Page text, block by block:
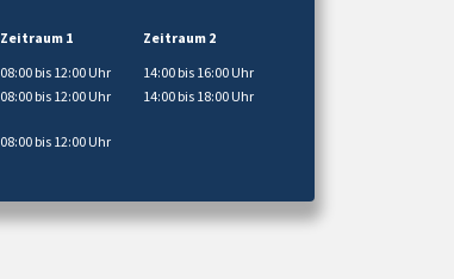
Zeitraum 1
Zeitraum 2
08:00 bis 12:00 Uhr
14:00 bis 16:00 Uhr
08:00 bis 12:00 Uhr 14:00 bis 18:00 Uhr
08:00 bis 12:00 Uhr